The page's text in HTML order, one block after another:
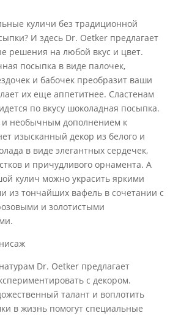
куличи без традиционной
И здесь Dr. Oetker предлагает
решения на любой вкус и цвет.
посыпка в виде палочек,
и бабочек преобразит ваши
их еще аппетитнее. Сластенам
по вкусу шоколадная посыпка.
необычным дополнением к
изысканный декор из белого и
в виде элегантных сердечек,
и причудливого орнамента. А
кулич можно украсить яркими
из тончайших вафель в сочетании с
и золотистыми
Dr. Oetker предлагает
с декором.
талант и воплотить
в жизнь помогут специальные